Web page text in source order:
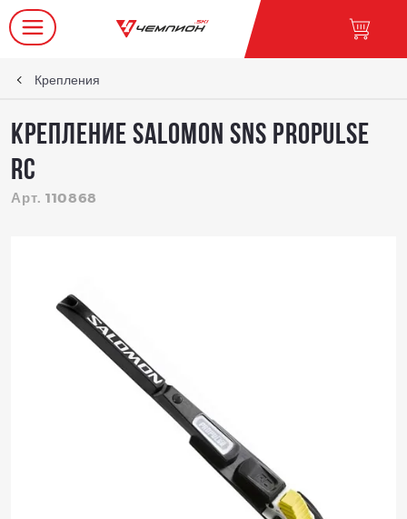
Крепления
Крепление SALOMON SNS Propulse
RC
Арт. 110868